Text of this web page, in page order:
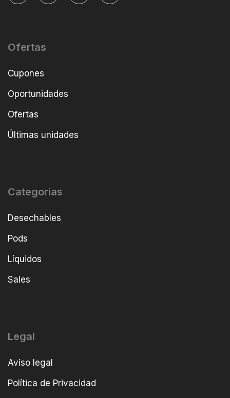
Ofertas
Cupones
Oportunidades
Ofertas
Últimas unidades
Categorías
Desechables
Pods
Líquidos
Sales
Legal
Aviso legal
Política de Privacidad